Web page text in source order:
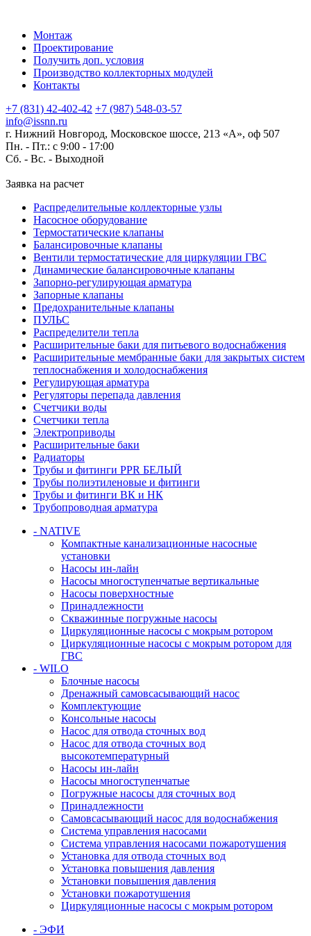
Монтаж
Проектирование
Получить доп. условия
Производство коллекторных модулей
Контакты
+7 (831) 42-402-42 +7 (987) 548-03-57
info@issnn.ru
г. Нижний Новгород, Московское шоссе, 213 «А», оф 507
Пн. - Пт.: с 9:00 - 17:00
Сб. - Вс. - Выходной
Заявка на расчет
Распределительные коллекторные узлы
Насосное оборудование
Термостатические клапаны
Балансировочные клапаны
Вентили термостатические для циркуляции ГВС
Динамические балансировочные клапаны
Запорно-регулирующая арматура
Запорные клапаны
Предохранительные клапаны
ПУЛЬС
Распределители тепла
Расширительные баки для питьевого водоснабжения
Расширительные мембранные баки для закрытых систем
теплоснабжения и холодоснабжения
Регулирующая арматура
Регуляторы перепада давления
Счетчики воды
Счетчики тепла
Электроприводы
Расширительные баки
Радиаторы
Трубы и фитинги PPR БЕЛЫЙ
Трубы полиэтиленовые и фитинги
Трубы и фитинги ВК и НК
Трубопроводная арматура
- NATIVE
Компактные канализационные насосные
установки
Насосы ин-лайн
Насосы многоступенчатые вертикальные
Насосы поверхностные
Принадлежности
Скважинные погружные насосы
Циркуляционные насосы с мокрым ротором
Циркуляционные насосы с мокрым ротором для
ГВС
- WILO
Блочные насосы
Дренажный самовсасывающий насос
Комплектующие
Консольные насосы
Насос для отвода сточных вод
Насос для отвода сточных вод
высокотемпературный
Насосы ин-лайн
Насосы многоступенчатые
Погружные насосы для сточных вод
Принадлежности
Самовсасывающий насос для водоснабжения
Система управления насосами
Система управления насосами пожаротушения
Установка для отвода сточных вод
Установка повышения давления
Установки повышения давления
Установки пожаротушения
Циркуляционные насосы с мокрым ротором
- ЭФИ